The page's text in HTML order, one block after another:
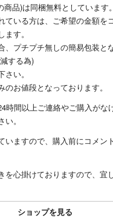
品)は同梱無料としています。
ている方は、ご希望の金額を
す。
、プチプチ無しの簡易包装と
する為)
い。
お値段となっております。
時間以上ご連絡やご購入がな
。
いますので、購入前にコメン
を心掛けておりますので、宜
ショップを見る